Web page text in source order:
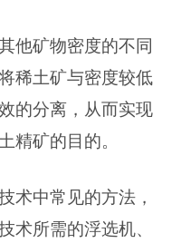
他矿物密度的不同
稀土矿与密度较低
的分离，从而实现
精矿的目的。
术中常见的方法，
术所需的浮选机、